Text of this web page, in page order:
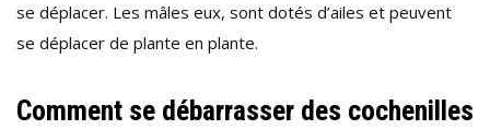
se déplacer. Les mâles eux, sont dotés d’ailes et peuvent
se déplacer de plante en plante.
Comment se débarrasser des cochenilles